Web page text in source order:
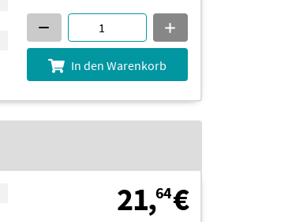
In den Warenkorb
21,64€21,64 €